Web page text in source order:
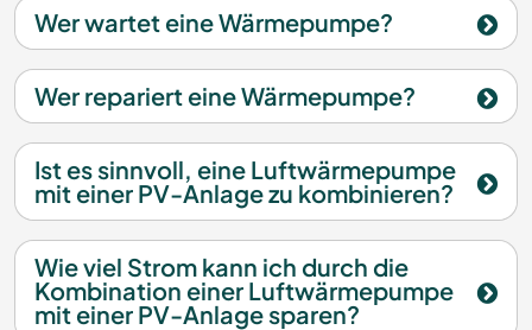
Wer wartet eine Wärmepumpe?
Wer repariert eine Wärmepumpe?
Ist es sinnvoll, eine Luftwärmepumpe
mit einer PV-Anlage zu kombinieren?
Wie viel Strom kann ich durch die
Kombination einer Luftwärmepumpe
mit einer PV-Anlage sparen?